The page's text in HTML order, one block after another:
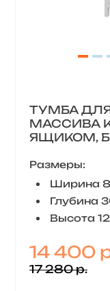
ТУМБА
МАССИВА
ЯЩИКОМ,
Размеры:
Ширина
Глубина
Высота
14 400
17 280 р.